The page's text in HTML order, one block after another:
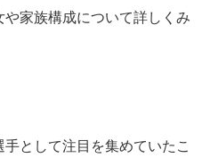
家族構成について詳しくみ
として注目を集めていたこ